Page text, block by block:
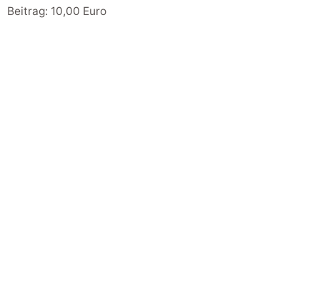
Beitrag: 10,00 Euro